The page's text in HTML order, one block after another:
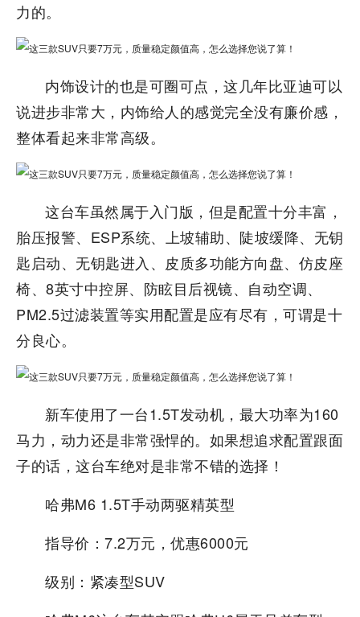
力的。
内饰设计的也是可圈可点，这几年比亚迪可以
说进步非常大，内饰给人的感觉完全没有廉价感，
整体看起来非常高级。
这台车虽然属于入门版，但是配置十分丰富，
胎压报警、ESP系统、上坡辅助、陡坡缓降、无钥
匙启动、无钥匙进入、皮质多功能方向盘、仿皮座
椅、8英寸中控屏、防眩目后视镜、自动空调、
PM2.5过滤装置等实用配置是应有尽有，可谓是十
分良心。
新车使用了一台1.5T发动机，最大功率为160
马力，动力还是非常强悍的。如果想追求配置跟面
子的话，这台车绝对是非常不错的选择！
哈弗M6 1.5T手动两驱精英型
指导价：7.2万元，优惠6000元
级别：紧凑型SUV